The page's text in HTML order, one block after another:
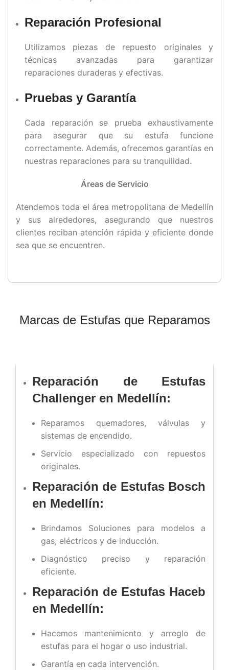
Reparación Profesional
Utilizamos piezas de repuesto originales y
técnicas avanzadas para garantizar
reparaciones duraderas y efectivas.
Pruebas y Garantía
Cada reparación se prueba exhaustivamente
para asegurar que su estufa funcione
correctamente. Además, ofrecemos garantías en
nuestras reparaciones para su tranquilidad.
Áreas de Servicio
Atendemos toda el área metropolitana de Medellín
y sus alrededores, asegurando que nuestros
clientes reciban atención rápida y eficiente donde
sea que se encuentren.
Marcas de Estufas que Reparamos
Reparación de Estufas
Challenger en Medellín:
Reparamos quemadores, válvulas y
sistemas de encendido.
Servicio especializado con repuestos
originales.
Reparación de Estufas Bosch
en Medellín:
Brindamos Soluciones para modelos a
gas, eléctricos y de inducción.
Diagnóstico preciso y reparación
eficiente.
Reparación de Estufas Haceb
en Medellín:
Hacemos mantenimiento y arreglo de
estufas para el hogar o uso industrial.
Garantía en cada intervención.